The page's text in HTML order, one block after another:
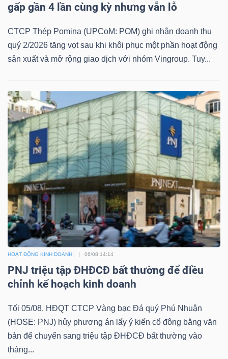
gấp gần 4 lần cùng kỳ nhưng vẫn lỗ
CTCP Thép Pomina (UPCoM: POM) ghi nhận doanh thu
quý 2/2026 tăng vọt sau khi khôi phục một phần hoạt động
sản xuất và mở rộng giao dịch với nhóm Vingroup. Tuy...
HOẠT ĐỘNG KINH DOANH 06/08 14:14
PNJ triệu tập ĐHĐCĐ bất thường để điều
chỉnh kế hoạch kinh doanh
Tối 05/08, HĐQT CTCP Vàng bạc Đá quý Phú Nhuận
(HOSE: PNJ) hủy phương án lấy ý kiến cổ đông bằng văn
bản để chuyển sang triệu tập ĐHĐCĐ bất thường vào
tháng...